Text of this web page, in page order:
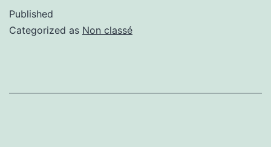
Published
Categorized as Non classé